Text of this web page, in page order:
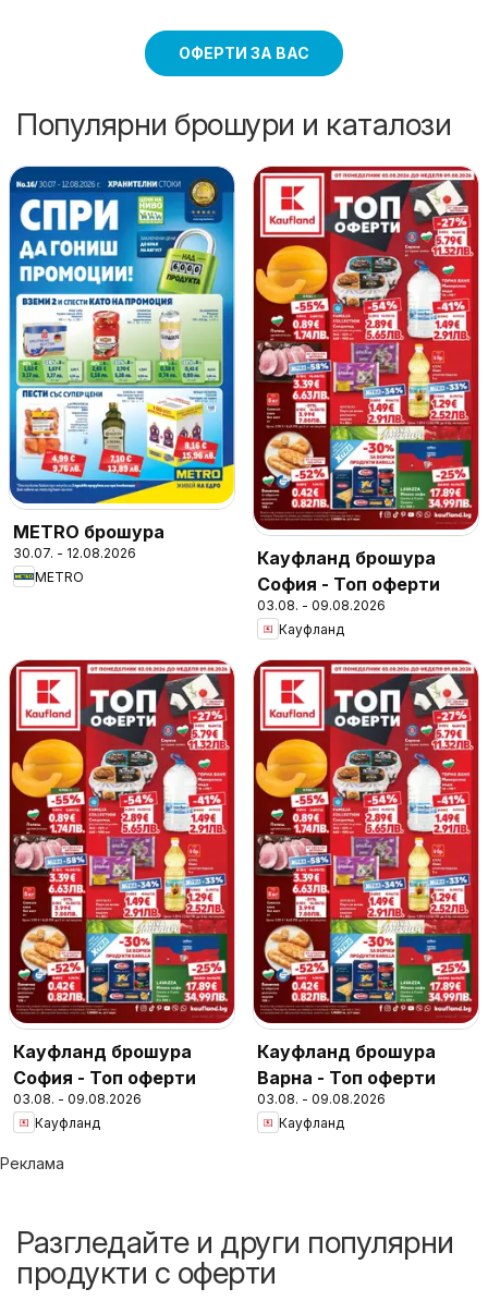
ОФЕРТИ ЗА ВАС
Популярни брошури и каталози
METRO брошура
30.07. - 12.08.2026
METRO
Кауфланд брошура
София - Топ оферти
03.08. - 09.08.2026
Кауфланд
Кауфланд брошура
София - Топ оферти
03.08. - 09.08.2026
Кауфланд
Кауфланд брошура
Варна - Топ оферти
03.08. - 09.08.2026
Кауфланд
Реклама
Разгледайте и други популярни
продукти с оферти